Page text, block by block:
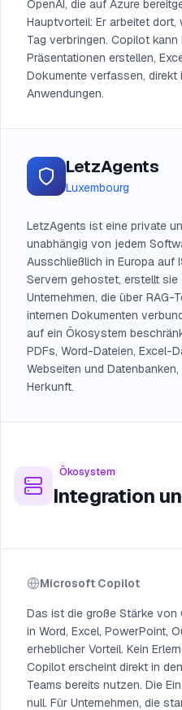
OpenAI, die auf Azure
Hauptvorteil: Er arbeitet dort,
Tag verbringen. Copilot
Präsentationen erstellen,
Dokumente verfassen,
Anwendungen.
LetzAgents
Luxembourg
LetzAgents ist eine private
unabhängig von jedem
Ausschließlich in Europa auf
Servern gehostet, erstellt
Unternehmen, die über RAG-
internen Dokumenten
auf ein Ökosystem
PDFs, Word-Dateien, Excel-
Webseiten und
Herkunft.
Ökosystem
Integration
Microsoft Copilot
Das ist die große Stärke von
in Word, Excel, PowerPoint,
erheblicher Vorteil. Kein
Copilot erscheint direkt in
Teams bereits nutzen. Die
null. Für Unternehmen, die